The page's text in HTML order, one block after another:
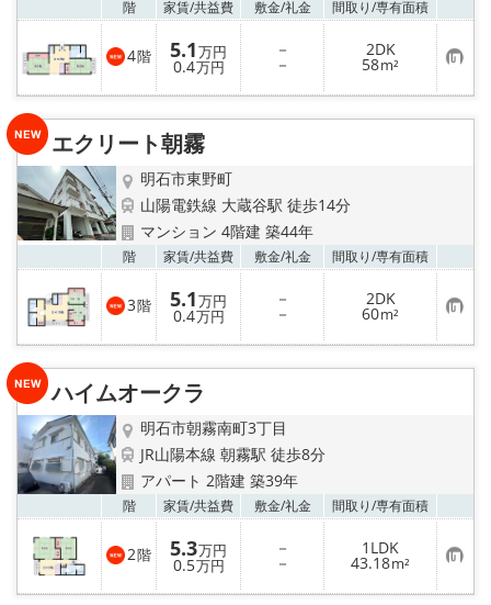
階 家賃/共益費 敷金/礼金 間取り/専有面積
4階 5.1万円
0.4万円
－
－
2DK
58m² お
気
に
り
エクリート朝霧
明石市東野町
山陽電鉄線 大蔵谷駅 徒歩14分
マンション 4階建 築44年
階 家賃/共益費 敷金/礼金 間取り/専有面積
3階 5.1万円
0.4万円
－
－
2DK
60m² お
気
に
り
ハイムオークラ
明石市朝霧南町3丁目
JR山陽本線 朝霧駅 徒歩8分
アパート 2階建 築39年
階 家賃/共益費 敷金/礼金 間取り/専有面積
2階 5.3万円
0.5万円
－
－
1LDK
43.18m² お
気
に